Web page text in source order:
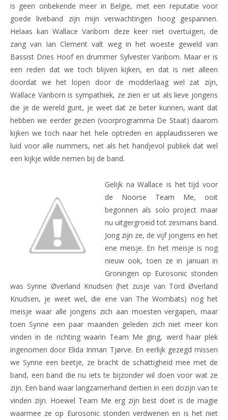
is geen onbekende meer in België, met een reputatie voor
goede liveband zijn mijn verwachtingen hoog gespannen.
Helaas kan Wallace Vanborn deze keer niet overtuigen, de
zang van Ian Clement valt weg in het woeste geweld van
Bassist Dries Hoof en drummer Sylvester Vanborn. Maar er is
een reden dat we toch blijven kijken, en dat is niet alleen
doordat we het lopen door de modderlaag wel zat zijn,
Wallace Vanborn is sympathiek, ze zien er uit als lieve jongens
die je de wereld gunt, je weet dat ze beter kunnen, want dat
hebben we eerder gezien (voorprogramma De Staat) daarom
kijken we toch naar het hele optreden en applaudisseren we
luid voor alle nummers, net als het handjevol publiek dat wel
een kijkje wilde nemen bij de band.
Gelijk na Wallace is het tijd voor
de Noorse Team Me, ooit
begonnen als solo project maar
nu uitgergroeid tot zesmans band.
Jong zijn ze, de vijf jongens en het
ene meisje. En het meisje is nog
nieuw ook, toen ze in januari in
Groningen op Eurosonic stonden
was Synne Øverland Knudsen (het zusje van Tord Øverland
Knudsen, je weet wel, die ene van The Wombats) nog het
meisje waar alle jongens zich aan moesten vergapen, maar
toen Synne een paar maanden geleden zich niet meer kon
vinden in de richting waarin Team Me ging, werd haar plek
ingenomen door Elida Inman Tjørve. En eerlijk gezegd missen
we Synne een beetje, ze bracht de schattigheid mee met de
band, een band die nu iets te bijzonder wil doen voor wat ze
zijn. Een band waar langzamerhand dertien in een dozijn van te
vinden zijn. Hoewel Team Me erg zijn best doet is de magie
waarmee ze op Eurosonic stonden verdwenen en is het niet